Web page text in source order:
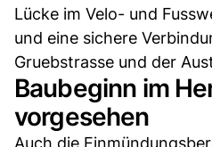
Lücke im Velo- und
und eine sichere
Gruebstrasse und der
Baubeginn im
vorgesehen
Auch die